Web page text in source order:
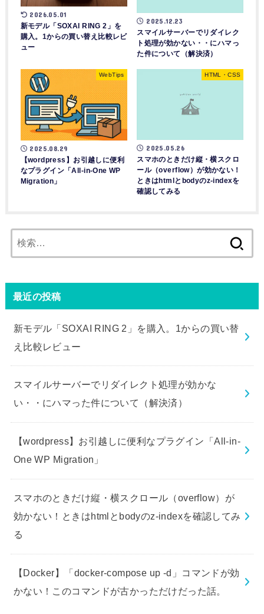
2026.05.01
新モデル「SOXAI RING 2」を
購入。1からの買い替え比較レビ
ュー
2025.12.23
スマイルサーバーでリダイレク
ト処理が効かない・・にハマっ
た件について（解決済）
WebTips
2025.08.29
【wordpress】お引越しに便利
なプラグイン「All-in-One WP
Migration」
HTML・CSS
2025.05.26
スマホのときだけ縦・横スクロ
ール（overflow）が効かない！
ときはhtmlとbodyのz-indexを
確認してみる
索:
最近の投稿
新モデル「SOXAI RING 2」を購入。1からの買い替
え比較レビュー
スマイルサーバーでリダイレクト処理が効かな
い・・にハマった件について（解決済）
【wordpress】お引越しに便利なプラグイン「All-in-
One WP Migration」
スマホのときだけ縦・横スクロール（overflow）が
効かない！ときはhtmlとbodyのz-indexを確認してみ
る
【Docker】「docker-compose up -d」コマンドが効
かない！このコマンドが古かっただけだった話。